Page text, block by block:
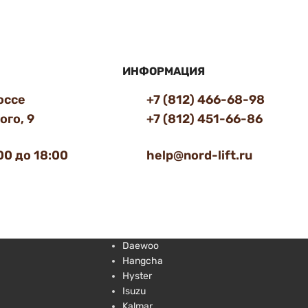
9
до 18:00
ИНФОРМАЦИЯ
+7 (812) 466-68-98
+7 (812) 451-66-86
help@nord-lift.ru
Daewoo
Hangcha
Hyster
Isuzu